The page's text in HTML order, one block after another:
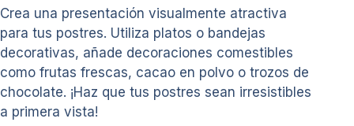
Crea una presentación visualmente atractiva
para tus postres. Utiliza platos o bandejas
decorativas, añade decoraciones comestibles
como frutas frescas, cacao en polvo o trozos de
chocolate. ¡Haz que tus postres sean irresistibles
a primera vista!